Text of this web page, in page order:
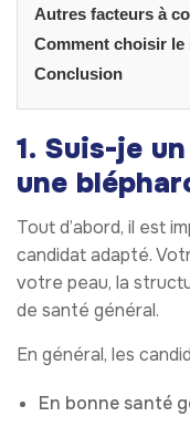
Autres facteurs à
Comment choisir
Conclusion
1. Suis-je
une
Tout d’abord, il est
candidat adapté.
votre peau, la
de santé général.
En général, les
En bonne santé